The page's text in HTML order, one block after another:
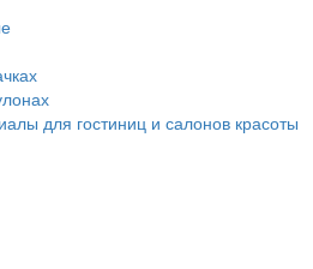
для гостиниц и салонов красоты